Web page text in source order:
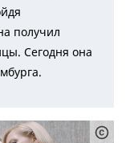
получил
Сегодня она